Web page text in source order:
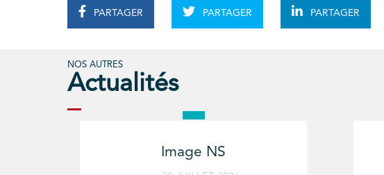
PARTAGER PARTAGER PARTAGER
NOS AUTRES
Actualités
Image NS